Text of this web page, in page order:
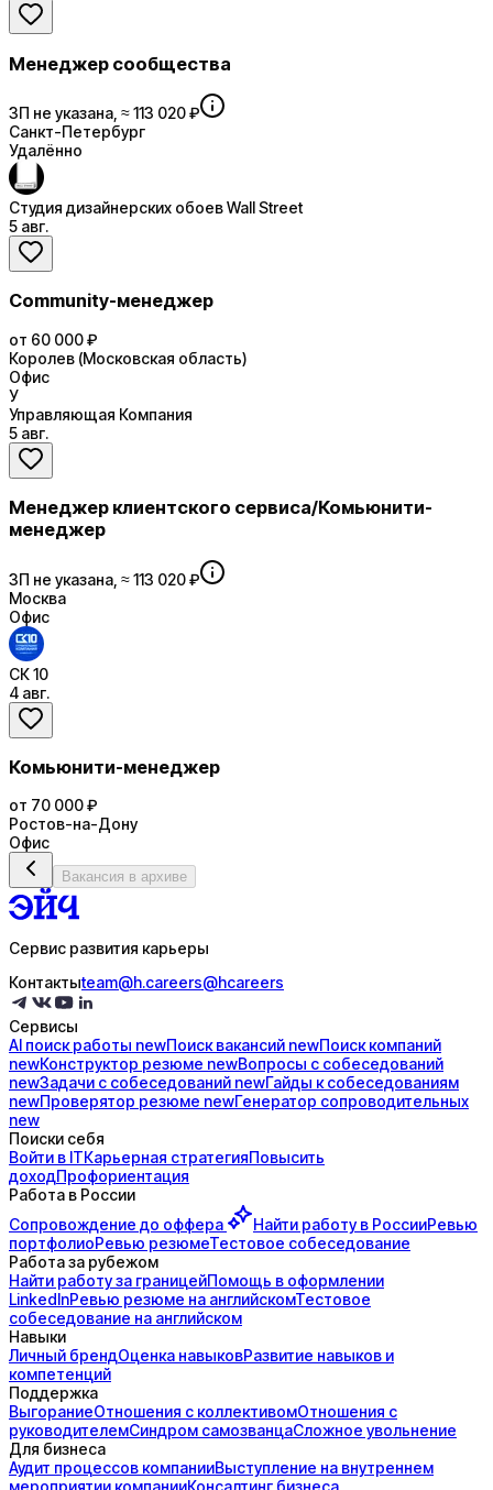
Менеджер сообщества
ЗП не указана, ≈ 113 020 ₽
Санкт-Петербург
Удалённо
Студия дизайнерских обоев Wall Street
5 авг.
Community-менеджер
от 60 000 ₽
Королев (Московская область)
Офис
У
Управляющая Компания
5 авг.
Менеджер клиентского сервиса/Комьюнити-
менеджер
ЗП не указана, ≈ 113 020 ₽
Москва
Офис
СК 10
4 авг.
Комьюнити-менеджер
от 70 000 ₽
Ростов-на-Дону
Офис
Вакансия в архиве
Сервис развития карьеры
Контактыteam@h.careers@hcareers
Сервисы
AI поискработы newПоисквакансий newПоисккомпаний
newКонструктор резюме newВопросы с собеседований
newЗадачи с собеседований newГайды ксобеседованиям
newПроверятор резюме newГенератор сопроводительных
new
Поиски себя
Войти в ITКарьерная стратегияПовысить
доходПрофориентация
Работа в России
Сопровождение до оффера Найти работу в РоссииРевью
портфолиоРевью резюмеТестовое собеседование
Работа за рубежом
Найти работу за границейПомощь в оформлении
LinkedInРевью резюме на английскомТестовое
собеседование на английском
Навыки
Личный брендОценка навыковРазвитие навыков и
компетенций
Поддержка
ВыгораниеОтношения с коллективомОтношения с
руководителемСиндром самозванцаСложное увольнение
Для бизнеса
Аудит процессов компанииВыступление на внутреннем